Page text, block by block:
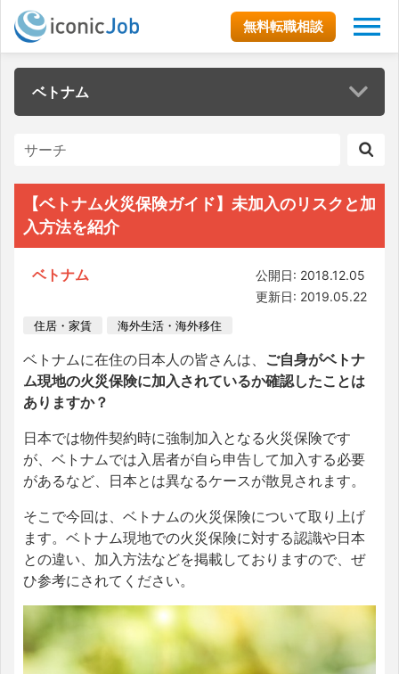
無料転職相談
ベトナム
【ベトナム火災保険ガイド】未加入のリスクと加
入方法を紹介
ベトナム
公開日: 2018.12.05
更新日: 2019.05.22
住居・家賃 海外生活・海外移住
ベトナムに在住の日本人の皆さんは、 ご自身がベトナ
ム現地の火災保険に加入されているか確認したことは
ありますか？
日本では物件契約時に強制加入となる火災保険です
が、ベトナムでは入居者が自ら申告して加入する必要
があるなど、日本とは異なるケースが散見されます。
そこで今回は、ベトナムの火災保険について取り上げ
ます。ベトナム現地での火災保険に対する認識や日本
との違い、加入方法などを掲載しておりますので、ぜ
ひ参考にされてください。